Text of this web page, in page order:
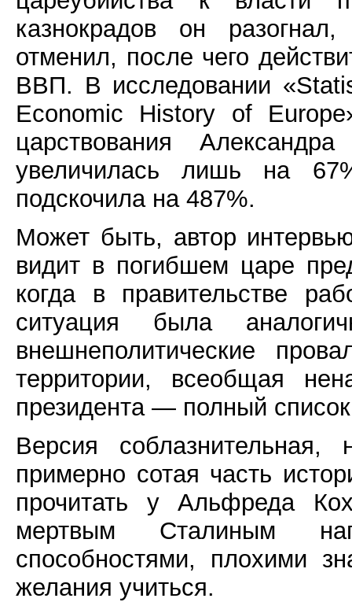
казнокрадов он
отменил, после чего
ВВП. В исследовании
Economic History of
царствования
увеличилась лишь на
подскочила на 487%.
Может быть, автор
видит в погибшем царе
когда в правительстве
ситуация была
внешнеполитические
территории, всеобщая
президента — полный
Версия
примерно сотая часть
прочитать у Альфреда
мертвым Сталиным
способностями, плохими
желания учиться.